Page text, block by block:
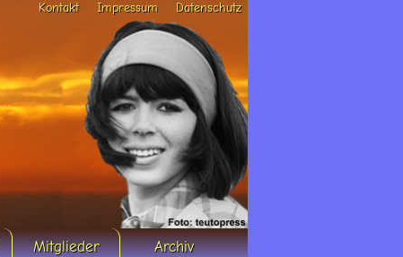
Kontakt Impressum Datenschutz
Mitglieder Archiv